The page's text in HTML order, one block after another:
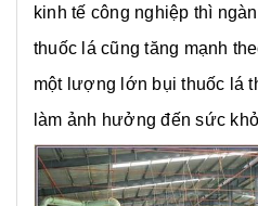
kinh tế công nghiệp thì
thuốc lá cũng tăng mạnh
một lượng lớn bụi thuốc lá
làm ảnh hưởng đến sức